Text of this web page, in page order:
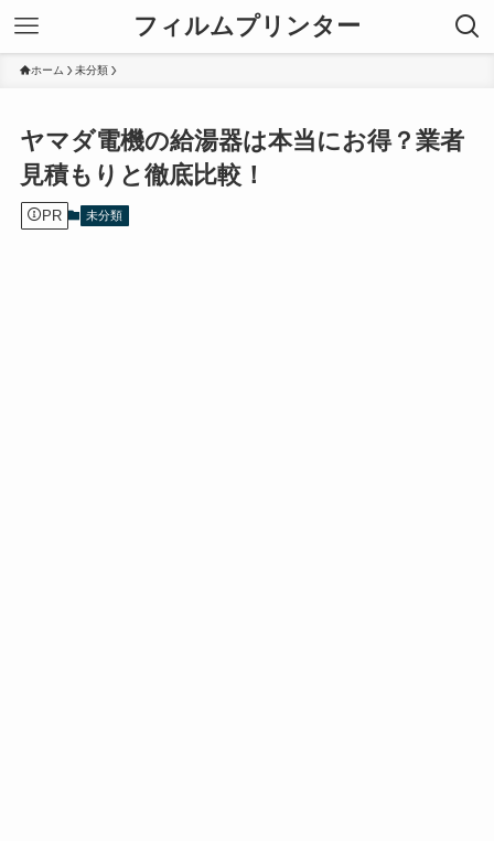
フィルムプリンター
ホーム 未分類
ヤマダ電機の給湯器は本当にお得？業者
見積もりと徹底比較！
PR 未分類